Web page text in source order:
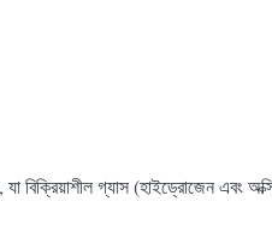
বিক্রিয়াশীল গ্যাস (হাইড্রোজেন এবং